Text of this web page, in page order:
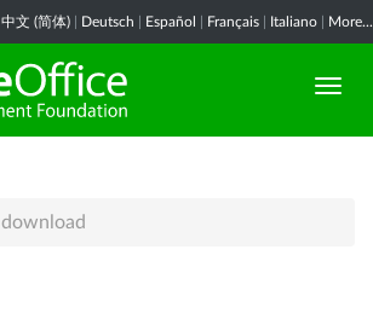
中文 (简体) Deutsch Español Français Italiano More...
download